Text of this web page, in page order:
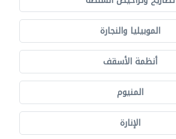
الموبيليا والنجارة
أنظمة الأسقف
المنيوم
الإنارة